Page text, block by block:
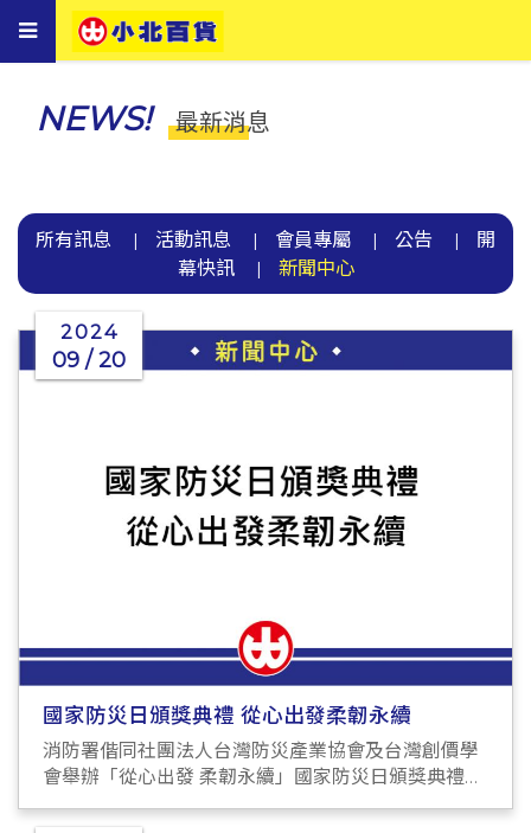
Toggle
navigation
NEWS! 最新消息
所有訊息 | 活動訊息 | 會員專屬 | 公告 |
開
幕快訊| 新聞中心
2024
09 / 20
國家防災日頒獎典禮 從心出發柔韌永續
消防署偕同社團法人台灣防災產業協會及台灣創價學
會舉辦「從心出發 柔韌永續」國家防災日頒獎典禮暨